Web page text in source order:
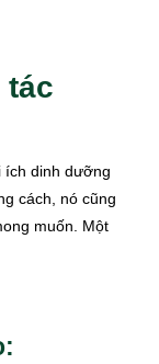
tác
ích dinh dưỡng
cách, nó cũng
muốn. Một